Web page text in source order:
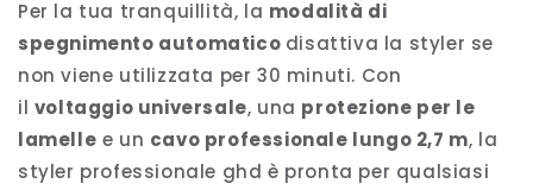
Per la tua tranquillità, la modalità di
spegnimento automatico disattiva la styler se
non viene utilizzata per 30 minuti. Con
il voltaggio universale, una protezione per le
lamelle e un cavo professionale lungo 2,7 m, la
styler professionale ghd è pronta per qualsiasi